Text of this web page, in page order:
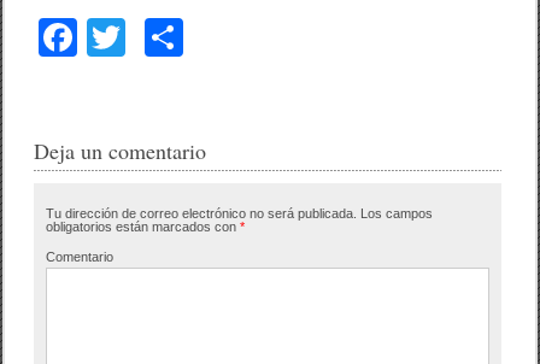
F
e
o
o
er p
tir
Deja un comentario
Tu dirección de correo electrónico no será publicada.
Los campos
obligatorios están marcados con*
Comentario